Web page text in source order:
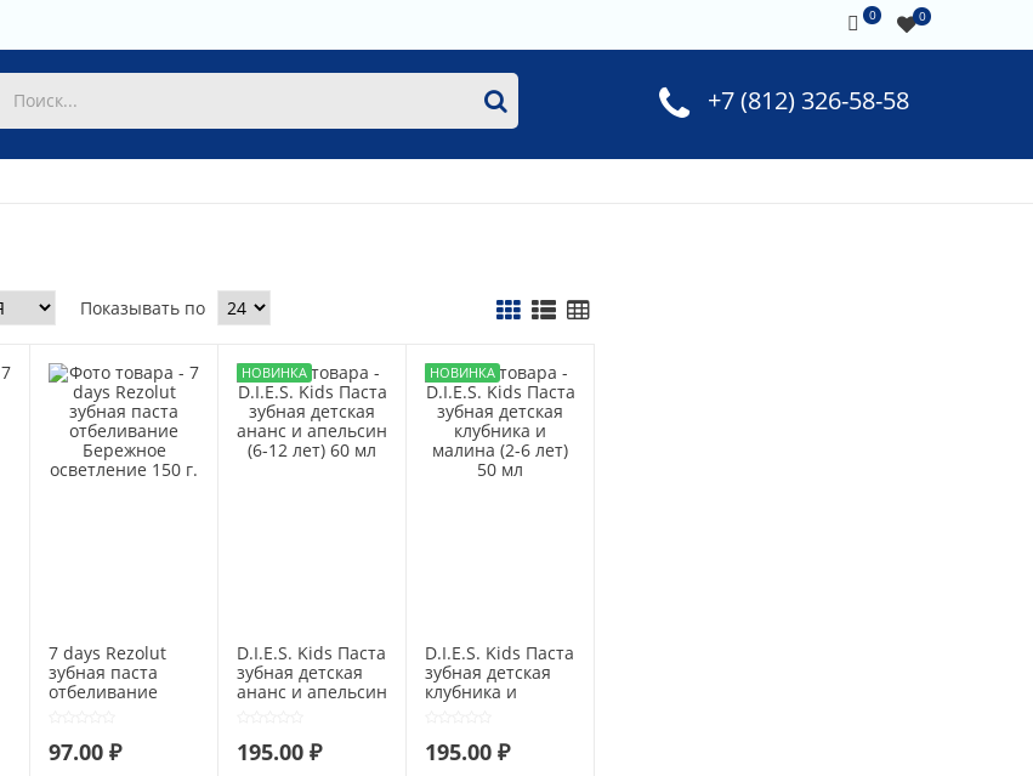
0 0
+7 (812) 326-58-58
Показывать по
7 days Rezolut
зубная паста
отбеливание
97.00 ₽
D.I.E.S. Kids Паста
зубная детская
ананс и апельсин
195.00 ₽
D.I.E.S. Kids Паста
зубная детская
клубника и
195.00 ₽